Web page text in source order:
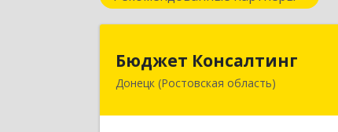
Бюджет Консалтинг
Донецк (Ростовская область)
346338, Ростовская обл, г.о.